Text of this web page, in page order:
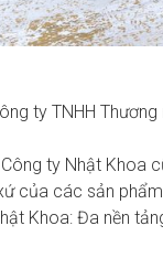
ty TNHH
ty Nhật Khoa
của các sản
Khoa: Đa nền